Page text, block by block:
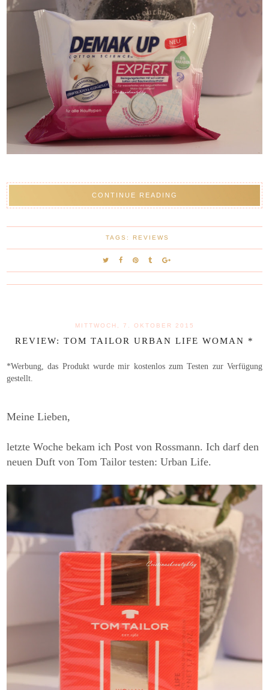
CONTINUE READING
TAGS: REVIEWS
MITTWOCH, 7. OKTOBER 2015
REVIEW: TOM TAILOR URBAN LIFE WOMAN *
*Werbung, das Produkt wurde mir kostenlos zum Testen zur Verfügung
gestellt.
Meine Lieben,
letzte Woche bekam ich Post von Rossmann. Ich darf den
neuen Duft von Tom Tailor testen: Urban Life.